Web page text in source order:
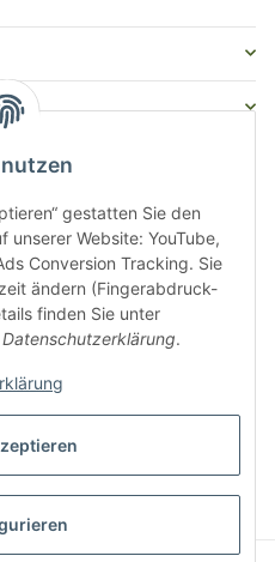
gestatten Sie den
unserer Website: YouTube,
Conversion Tracking. Sie
ändern (Fingerabdruck-
finden Sie unter
Datenschutzerklärung.
in Österreich